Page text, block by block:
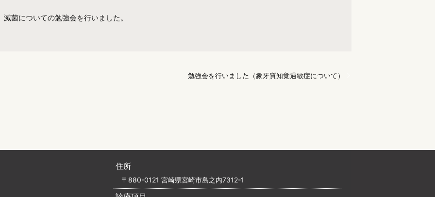
菌についての勉強会を行いました。
勉強会を行いました（象牙質知覚過敏症について）
住所
〒880-0121 宮崎県宮崎市島之内7312-1